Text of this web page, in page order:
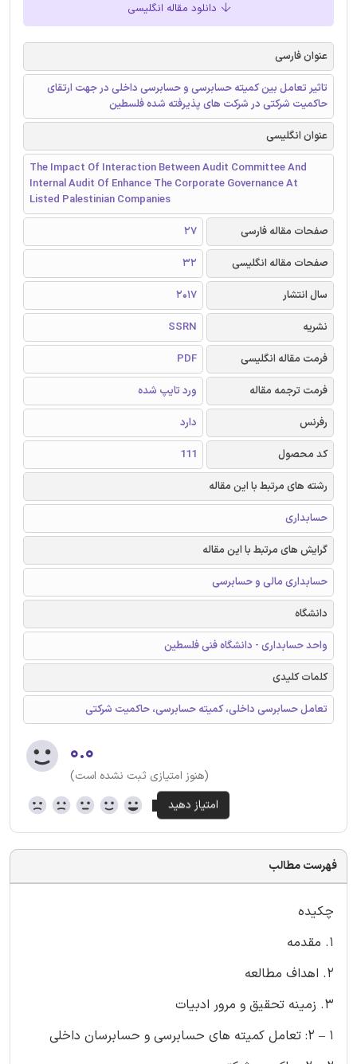
دانلود مقاله انگلیسی
عنوان فارسی
تاثیر تعامل بین کمیته حسابرسی و حسابرسی داخلی در جهت ارتقای
حاکمیت شرکتی در شرکت های پذیرفته شده فلسطین
عنوان انگلیسی
The Impact Of Interaction Between Audit Committee And
Internal Audit Of Enhance The Corporate Governance At
Listed Palestinian Companies
صفحات مقاله فارسی
27
صفحات مقاله انگلیسی
32
سال انتشار
2017
نشریه
SSRN
فرمت مقاله انگلیسی
PDF
فرمت ترجمه مقاله
ورد تایپ شده
رفرنس
دارد
کد محصول
111
رشته های مرتبط با این مقاله
حسابداری
گرایش های مرتبط با این مقاله
حسابداری مالی و حسابرسی
دانشگاه
واحد حسابداری - دانشگاه فنی فلسطین
کلمات کلیدی
تعامل حسابرسی داخلی، کمیته حسابرسی، حاکمیت شرکتی
۰.۰
(هنوز امتیازی ثبت نشده است)
فهرست مطالب
چکیده
1. مقدمه
2. اهداف مطالعه
3. زمینه تحقیق و مرور ادبیات
1 – 2: تعامل کمیته های حسابرسی و حسابرسان داخلی